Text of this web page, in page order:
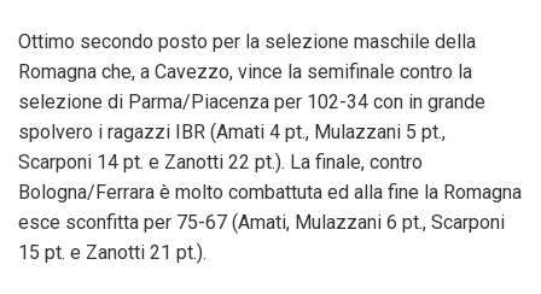
Ottimo secondo posto per la selezione maschile della
Romagna che, a Cavezzo, vince la semifinale contro la
selezione di Parma/Piacenza per 102-34 con in grande
spolvero i ragazzi IBR (Amati 4 pt., Mulazzani 5 pt.,
Scarponi 14 pt. e Zanotti 22 pt.). La finale, contro
Bologna/Ferrara è molto combattuta ed alla fine la Romagna
esce sconfitta per 75-67 (Amati, Mulazzani 6 pt., Scarponi
15 pt. e Zanotti 21 pt.).